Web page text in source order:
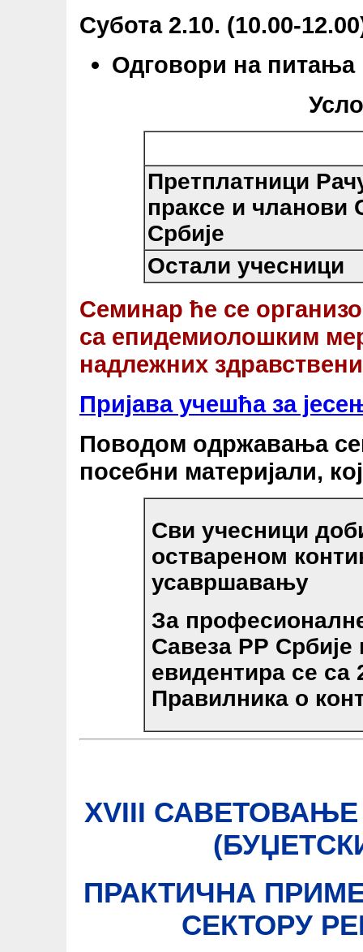
Субота 2.10. (10.00-
Одговори на питања
Претплатници
праксе и чланови
Србије
Остали учесници
Семинар ће се
са епидемиолошким
надлежних
Пријава учешћа за
Поводом одржавања
посебни материјали,
Сви учесници
оствареном
усавршавању
За
Савеза РР Србије
евидентира се са
Правилника о
XVIII
ПРАКТИЧНА
СЕКТОРУ